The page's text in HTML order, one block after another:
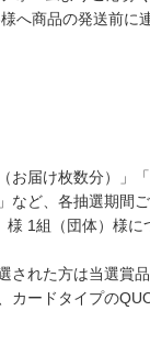
へ商品の発送前に
届け枚数分）」「
など、各抽選期間
1組（団体）様に
れた方は当選賞品
カードタイプの